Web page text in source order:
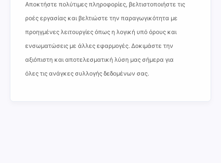
Αποκτήστε πολύτιμες πληροφορίες, βελτιστοποιήστε τις
ροές εργασίας και βελτιώστε την παραγωγικότητα με
προηγμένες λειτουργίες όπως η λογική υπό όρους και
ενσωματώσεις με άλλες εφαρμογές. Δοκιμάστε την
αξιόπιστη και αποτελεσματική λύση μας σήμερα για
όλες τις ανάγκες συλλογής δεδομένων σας.